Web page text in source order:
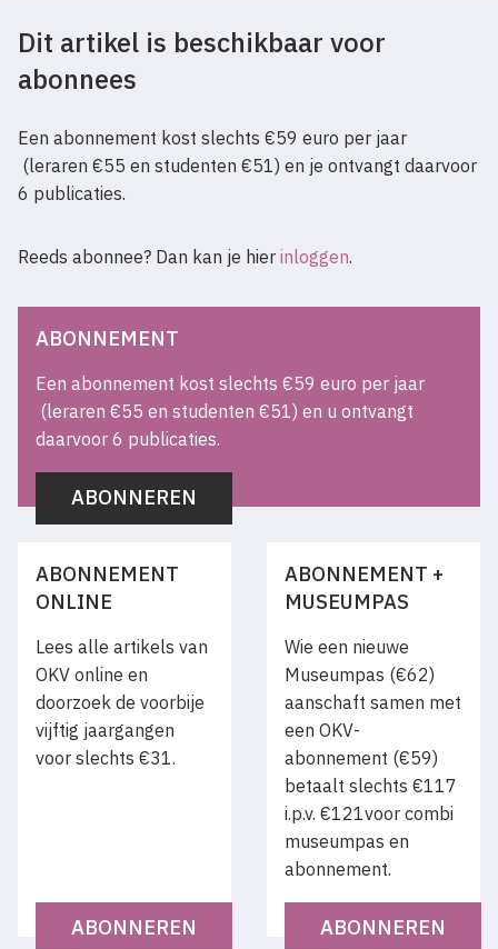
Dit artikel is beschikbaar voor
abonnees
Een abonnement kost slechts €59 euro per jaar
(leraren €55 en studenten €51) en je ontvangt daarvoor
6 publicaties.
Reeds abonnee? Dan kan je hier inloggen.
ABONNEMENT
Een abonnement kost slechts €59 euro per jaar
(leraren €55 en studenten €51) en u ontvangt
daarvoor 6 publicaties.
ABONNEREN
ABONNEMENT
ONLINE
Lees alle artikels van
OKV online en
doorzoek de voorbije
vijftig jaargangen
voor slechts €31.
ABONNEREN
ABONNEMENT +
MUSEUMPAS
Wie een nieuwe
Museumpas (€62)
aanschaft samen met
een OKV-
abonnement (€59)
betaalt slechts €117
i.p.v. €121voor combi
museumpas en
abonnement.
ABONNEREN